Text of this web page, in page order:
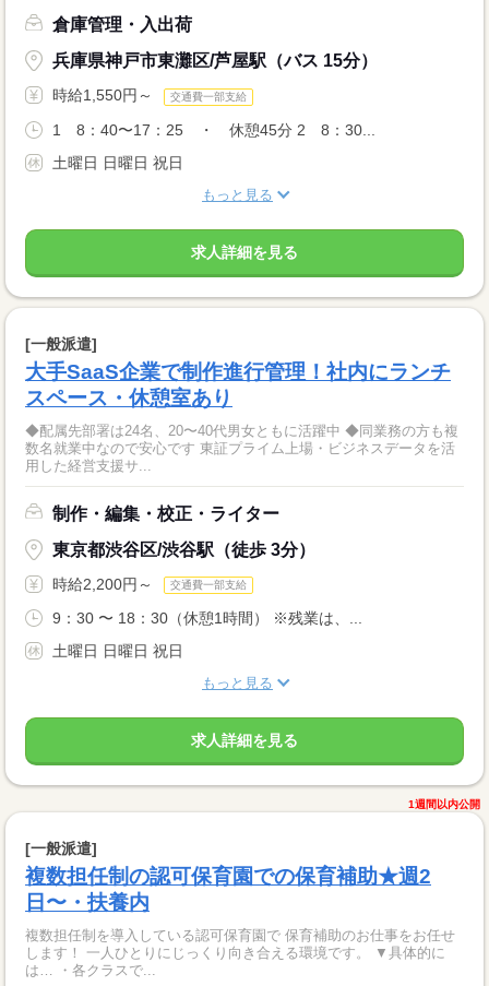
倉庫管理・入出荷
兵庫県神戸市東灘区/芦屋駅（バス 15分）
時給1,550円～ 交通費一部支給
1 8：40〜17：25 ・ 休憩45分 2 8：30...
土曜日 日曜日 祝日
もっと見る
求人詳細を見る
[一般派遣]
大手SaaS企業で制作進行管理！社内にランチ
スペース・休憩室あり
◆配属先部署は24名、20〜40代男女ともに活躍中 ◆同業務の方も複
数名就業中なので安心です 東証プライム上場・ビジネスデータを活
用した経営支援サ...
制作・編集・校正・ライター
東京都渋谷区/渋谷駅（徒歩 3分）
時給2,200円～ 交通費一部支給
9：30 〜 18：30（休憩1時間） ※残業は、...
土曜日 日曜日 祝日
もっと見る
求人詳細を見る
1週間以内公開
[一般派遣]
複数担任制の認可保育園での保育補助★週2
日〜・扶養内
複数担任制を導入している認可保育園で 保育補助のお仕事をお任せ
します！ 一人ひとりにじっくり向き合える環境です。 ▼具体的に
は… ・各クラスで...